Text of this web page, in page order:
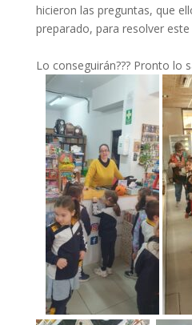
hicieron las preguntas, que
preparado, para resolver este
Lo conseguirán??? Pronto lo